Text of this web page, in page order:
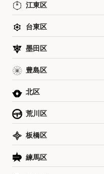
江東区
台東区
墨田区
豊島区
北区
荒川区
板橋区
練馬区